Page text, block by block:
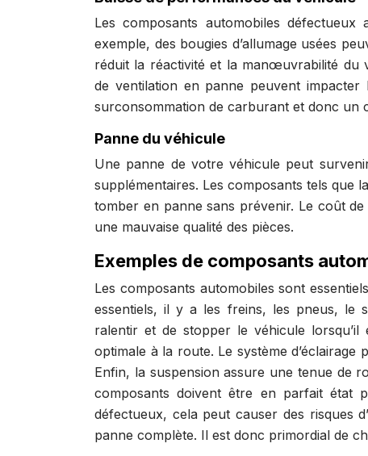
Les composants automobiles
exemple, des bougies d’allumage usées
réduit la réactivité et la manœuvrabilité du
de ventilation en panne peuvent
surconsommation de carburant et donc un
Panne du véhicule
Une panne de votre véhicule peut
supplémentaires. Les composants tels que
tomber en panne sans prévenir. Le coût
une mauvaise qualité des pièces.
Exemples de composants
Les composants automobiles sont
essentiels, il y a les freins, les pneus, le
ralentir et de stopper le véhicule
optimale à la route. Le système
Enfin, la suspension assure une tenue de
composants doivent être en parfait état
défectueux, cela peut causer des risques
panne complète. Il est donc primordial de